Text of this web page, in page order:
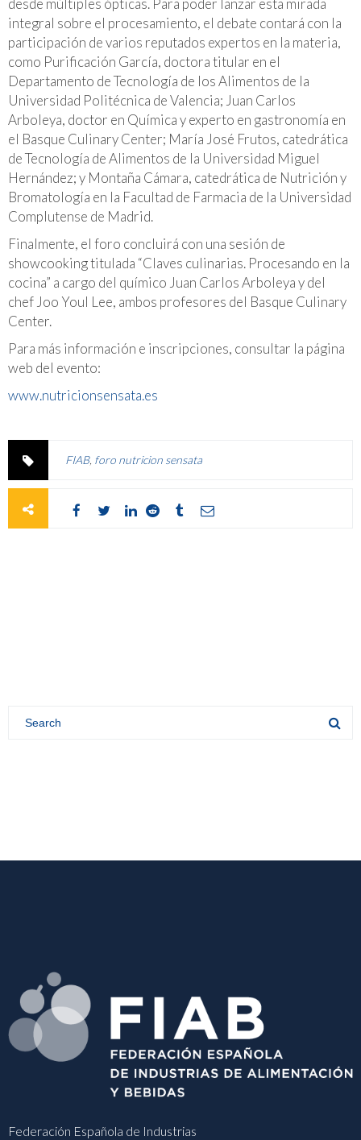
integral sobre el procesamiento, el debate contará con la
participación de varios reputados expertos en la materia,
como Purificación García, doctora titular en el
Departamento de Tecnología de los Alimentos de la
Universidad Politécnica de Valencia; Juan Carlos
Arboleya, doctor en Química y experto en gastronomía en
el Basque Culinary Center; María José Frutos, catedrática
de Tecnología de Alimentos de la Universidad Miguel
Hernández; y Montaña Cámara, catedrática de Nutrición y
Bromatología en la Facultad de Farmacia de la Universidad
Complutense de Madrid.
Finalmente, el foro concluirá con una sesión de
showcooking titulada “Claves culinarias. Procesando en la
cocina” a cargo del químico Juan Carlos Arboleya y del
chef Joo Youl Lee, ambos profesores del Basque Culinary
Center.
Para más información e inscripciones, consultar la página
web del evento:
www.nutricionsensata.es
FIAB, foro nutricion sensata
Federación Española de Industrias